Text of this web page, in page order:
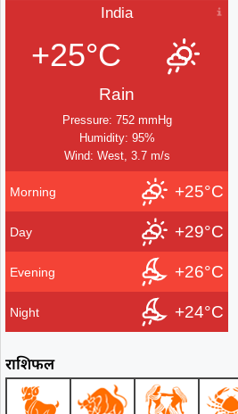
India
+25°C
Rain
Pressure: 752 mmHg
Humidity: 95%
Wind: West, 3.7 m/s
Morning +25°C
Day +29°C
Evening +26°C
Night +24°C
राशिफल